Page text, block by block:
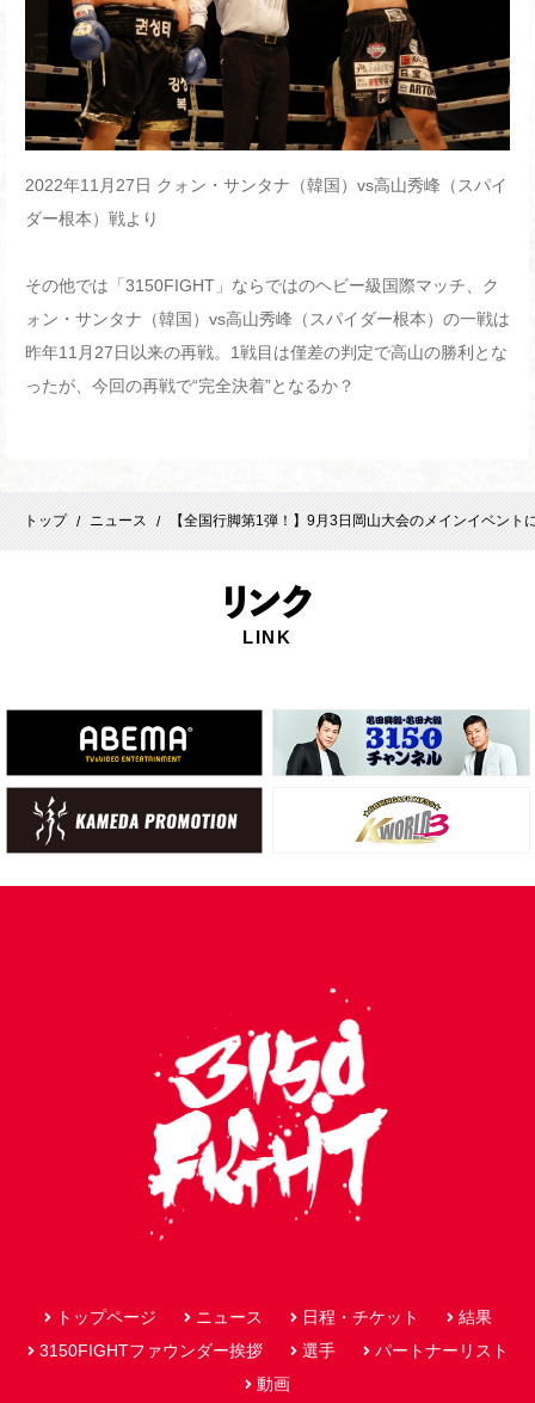
2022年11月27日 クォン・サンタナ（韓国）vs高山秀峰（スパイ
ダー根本）戦より
その他では「3150FIGHT」ならではのヘビー級国際マッチ、ク
ォン・サンタナ（韓国）vs高山秀峰（スパイダー根本）の一戦は
昨年11月27日以来の再戦。1戦目は僅差の判定で高山の勝利とな
ったが、今回の再戦で“完全決着”となるか？
トップ / ニュース / 【全国行脚第1弾！】9月3日岡山大会のメインイベント
リンク
LINK
トップページ ニュース 日程・チケット
結果
3150FIGHTファウンダー挨拶
選手
パートナーリスト
動画